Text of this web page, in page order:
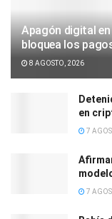
Apagón digital en
bloquea los
8 AGOSTO, 2026
en
7
7